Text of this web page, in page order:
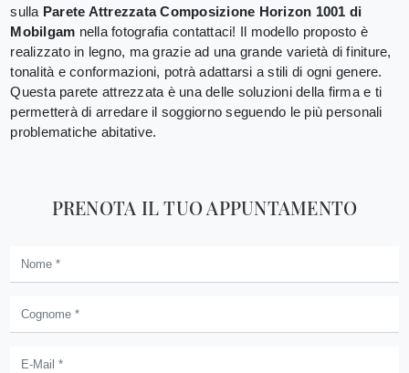
sulla Parete Attrezzata Composizione Horizon 1001 di
Mobilgam nella fotografia contattaci! Il modello proposto è
realizzato in legno, ma grazie ad una grande varietà di finiture,
tonalità e conformazioni, potrà adattarsi a stili di ogni genere.
Questa parete attrezzata è una delle soluzioni della firma e ti
permetterà di arredare il soggiorno seguendo le più personali
problematiche abitative.
PRENOTA IL TUO APPUNTAMENTO